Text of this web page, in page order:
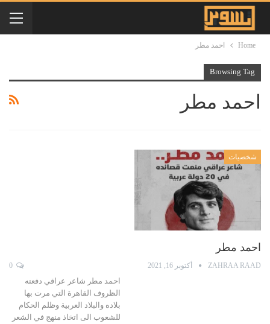
Home احمد مطر
Browsing Tag
احمد مطر
شخصيات
احمد مطر
ZAHRAA RAAD أكتوبر 16, 2021
احمد مطر شاعر عراقي دفعته
الظروف القاهرة التي مرت بها
بلاده والبلاد العربية وظلم الحكام
للشعوب الى اتخاذ منهج في الشعر